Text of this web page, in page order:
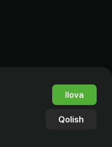
Ilova
Qolish